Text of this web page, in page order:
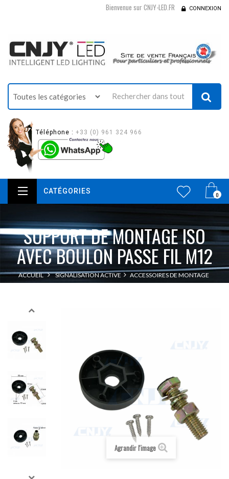
Bienvenue sur CNJY-LED.FR CONNEXION
Téléphone : +33 (0) 961 324 966
0
CATÉGORIES
SUPPORT DE MONTAGE ISO
AVEC BOULON PASSE FIL M12
ACCUEIL SIGNALISATION ACTIVE ACCESSOIRES DE MONTAGE
Agrandir l'image